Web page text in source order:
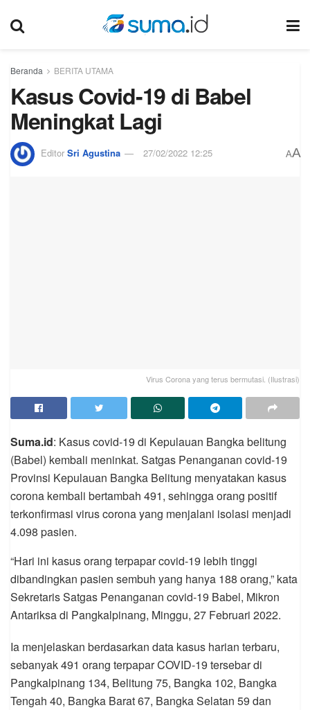
Beranda BERITA UTAMA
Kasus Covid-19 di Babel
Meningkat Lagi
Editor Sri Agustina 27/02/2022 12:25 AA
Virus Corona yang terus bermutasi. (Ilustrasi)
Suma.id: Kasus covid-19 di Kepulauan Bangka belitung
(Babel) kembali meninkat. Satgas Penanganan covid-19
Provinsi Kepulauan Bangka Belitung menyatakan kasus
corona kembali bertambah 491, sehingga orang positif
terkonfirmasi virus corona yang menjalani isolasi menjadi
4.098 pasien.
“Hari ini kasus orang terpapar covid-19 lebih tinggi
dibandingkan pasien sembuh yang hanya 188 orang,” kata
Sekretaris Satgas Penanganan covid-19 Babel, Mikron
Antariksa di Pangkalpinang, Minggu, 27 Februari 2022.
Ia menjelaskan berdasarkan data kasus harian terbaru,
sebanyak 491 orang terpapar COVID-19 tersebar di
Pangkalpinang 134, Belitung 75, Bangka 102, Bangka
Tengah 40, Bangka Barat 67, Bangka Selatan 59 dan